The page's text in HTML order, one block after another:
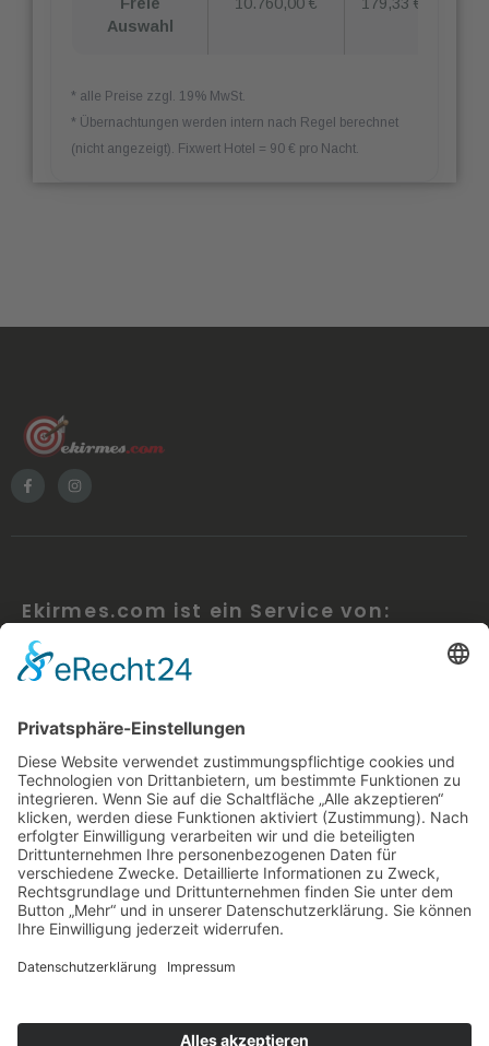
Freie
Auswahl
10.760,00 € 179,33 €
* alle Preise zzgl. 19% MwSt.
* Übernachtungen werden intern nach Regel berechnet
(nicht angezeigt). Fixwert Hotel = 90 € pro Nacht.
Ekirmes.com ist ein Service von:
Benjamin Simmrow
WEITERE LINKS
Blog
Impressum
Datenschutz
AGB
OFFICE
Bänschstraße 90
info@inventmedia.de